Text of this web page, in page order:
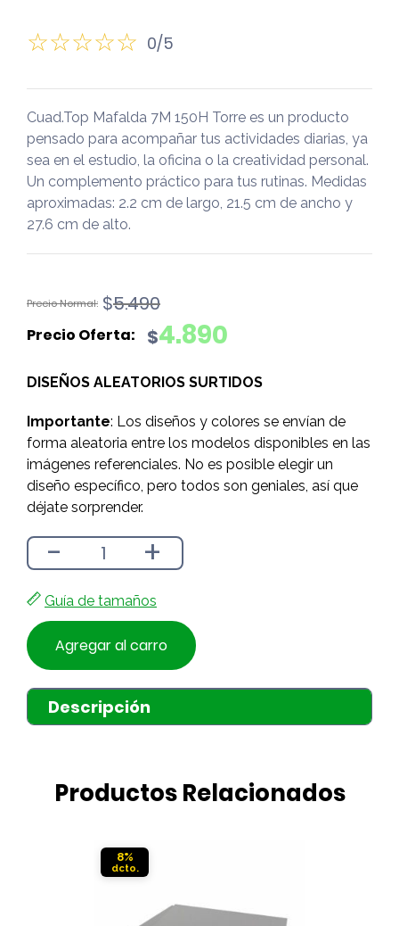
0/5
Cuad.Top Mafalda 7M 150H Torre es un producto
pensado para acompañar tus actividades diarias, ya
sea en el estudio, la oficina o la creatividad personal.
Un complemento práctico para tus rutinas. Medidas
aproximadas: 2.2 cm de largo, 21.5 cm de ancho y
27.6 cm de alto.
$5.490
El
original
$5.490.
$4.890
El
actual
$4.890.
DISEÑOS ALEATORIOS SURTIDOS
Importante: Los diseños y colores se envían de
forma aleatoria entre los modelos disponibles en las
imágenes referenciales. No es posible elegir un
diseño específico, pero todos son geniales, así que
déjate sorprender.
- +
Guía de tamaños
Agregar al carro
Descripción
Productos Relacionados
8%